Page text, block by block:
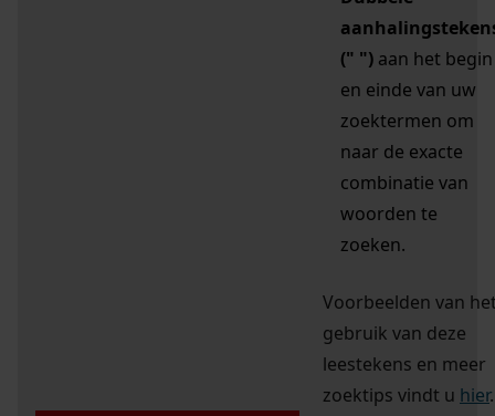
(" ") aan het begin
en einde van uw
zoektermen om
naar de exacte
combinatie van
woorden te
zoeken.
Voorbeelden van
gebruik van deze
leestekens en meer
zoektips vindt u hier.